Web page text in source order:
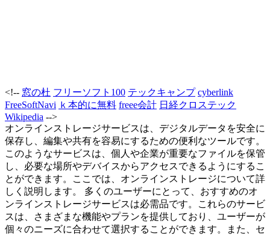
<!-- 窓の杜 フリーソフト100 テックキャンプ cyberlink
FreeSoftNavi ｋ本的に無料 freee会計 日経クロステック
Wikipedia -->
オンラインストレージサービスは、デジタルデータを安全に
保存し、編集や共有を容易にするための便利なツールです。
このようなサービスは、個人や企業が重要なファイルを保管
し、必要な場所やデバイスからアクセスできるようにするこ
とができます。ここでは、オンラインストレージについて詳
しく説明します。 多くのユーザーにとって、おすすめのオ
ンラインストレージサービスは必需品です。これらのサービ
スは、さまざまな機能やプランを提供しており、ユーザーが
個々のニーズに合わせて選択することができます。また、セ